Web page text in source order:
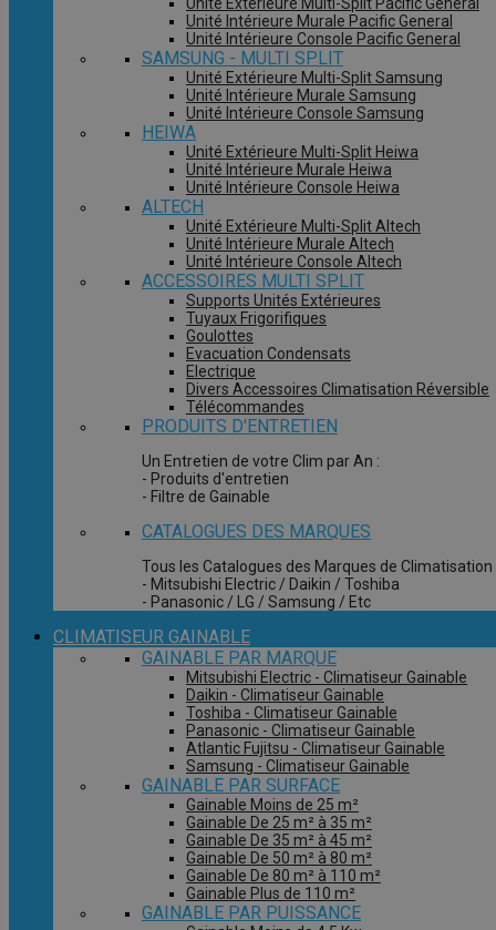
Unité Intérieure Murale Pacific General
Unité Intérieure Console Pacific General
SAMSUNG - MULTI SPLIT
Unité Extérieure Multi-Split Samsung
Unité Intérieure Murale Samsung
Unité Intérieure Console Samsung
HEIWA
Unité Extérieure Multi-Split Heiwa
Unité Intérieure Murale Heiwa
Unité Intérieure Console Heiwa
ALTECH
Unité Extérieure Multi-Split Altech
Unité Intérieure Murale Altech
Unité Intérieure Console Altech
ACCESSOIRES MULTI SPLIT
Supports Unités Extérieures
Tuyaux Frigorifiques
Goulottes
Evacuation Condensats
Electrique
Divers Accessoires Climatisation Réversible
Télécommandes
PRODUITS D'ENTRETIEN
Un Entretien de votre Clim par An :
- Produits d'entretien
- Filtre de Gainable
CATALOGUES DES MARQUES
Tous les Catalogues des Marques de Climatisation
- Mitsubishi Electric / Daikin / Toshiba
- Panasonic / LG / Samsung / Etc
CLIMATISEUR GAINABLE
GAINABLE PAR MARQUE
Mitsubishi Electric - Climatiseur Gainable
Daikin - Climatiseur Gainable
Toshiba - Climatiseur Gainable
Panasonic - Climatiseur Gainable
Atlantic Fujitsu - Climatiseur Gainable
Samsung - Climatiseur Gainable
GAINABLE PAR SURFACE
Gainable Moins de 25 m²
Gainable De 25 m² à 35 m²
Gainable De 35 m² à 45 m²
Gainable De 50 m² à 80 m²
Gainable De 80 m² à 110 m²
Gainable Plus de 110 m²
GAINABLE PAR PUISSANCE